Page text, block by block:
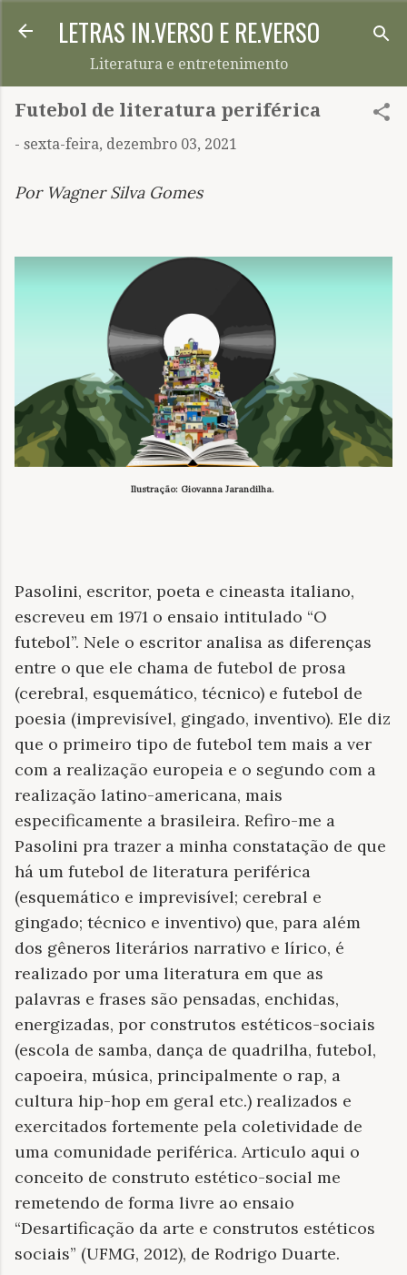
Pular para o conteúdo principal
LETRAS IN.VERSO E RE.VERSO
Literatura e entretenimento
Futebol de literatura periférica
- sexta-feira, dezembro 03, 2021
Por Wagner Silva Gomes
Ilustração: Giovanna Jarandilha.
Pasolini, escritor, poeta e cineasta italiano,
escreveu em 1971 o ensaio intitulado “O
futebol”. Nele o escritor analisa as diferenças
entre o que ele chama de futebol de prosa
(cerebral, esquemático, técnico) e futebol de
poesia (imprevisível, gingado, inventivo). Ele diz
que o primeiro tipo de futebol tem mais a ver
com a realização europeia e o segundo com a
realização latino-americana, mais
especificamente a brasileira. Refiro-me a
Pasolini pra trazer a minha constatação de que
há um futebol de literatura periférica
(esquemático e imprevisível; cerebral e
gingado; técnico e inventivo) que, para além
dos gêneros literários narrativo e lírico, é
realizado por uma literatura em que as
palavras e frases são pensadas, enchidas,
energizadas, por construtos estéticos-sociais
(escola de samba, dança de quadrilha, futebol,
capoeira, música, principalmente o rap, a
cultura hip-hop em geral etc.) realizados e
exercitados fortemente pela coletividade de
uma comunidade periférica. Articulo aqui o
conceito de construto estético-social me
remetendo de forma livre ao ensaio
“Desartificação da arte e construtos estéticos
sociais” (UFMG, 2012), de Rodrigo Duarte.